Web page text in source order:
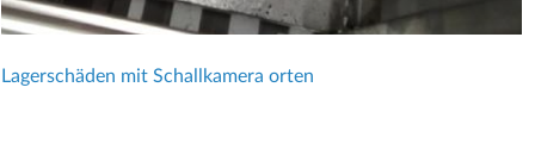
Lagerschäden mit Schallkamera orten